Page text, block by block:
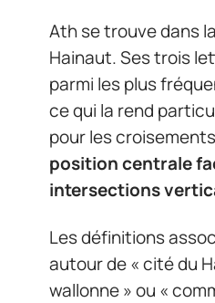
Ath se trouve dans
Hainaut. Ses trois
parmi les plus
ce qui la rend
pour les
position centrale
intersections
Les définitions
autour de « cité du
wallonne » ou «